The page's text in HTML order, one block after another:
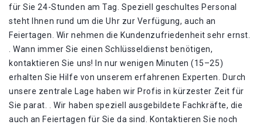
für Sie 24-Stunden am Tag. Speziell geschultes Personal
steht Ihnen rund um die Uhr zur Verfügung, auch an
Feiertagen. Wir nehmen die Kundenzufriedenheit sehr ernst.
. Wann immer Sie einen Schlüsseldienst benötigen,
kontaktieren Sie uns! In nur wenigen Minuten (15–25)
erhalten Sie Hilfe von unserem erfahrenen Experten. Durch
unsere zentrale Lage haben wir Profis in kürzester Zeit für
Sie parat. . Wir haben speziell ausgebildete Fachkräfte, die
auch an Feiertagen für Sie da sind. Kontaktieren Sie noch